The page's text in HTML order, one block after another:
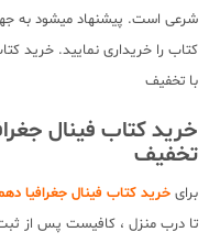
شرعی است. پیشنهاد میشود به
کتاب را خریداری نمایید. خرید
با تخفیف
خرید کتاب فینال
تخفیف
برای خرید کتاب فینال جغرافیا
تا درب منزل ، کافیست پس از ثبت